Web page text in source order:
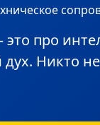
про
Никто не